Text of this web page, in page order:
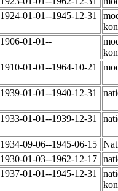
1924-01-01--1945-12-31
1906-01-01--
1910-01-01--1964-10-21
1939-01-01--1940-12-31
1933-01-01--1939-12-31
1934-09-06--1945-06-15
1930-01-03--1962-12-17
1937-01-01--1945-12-31